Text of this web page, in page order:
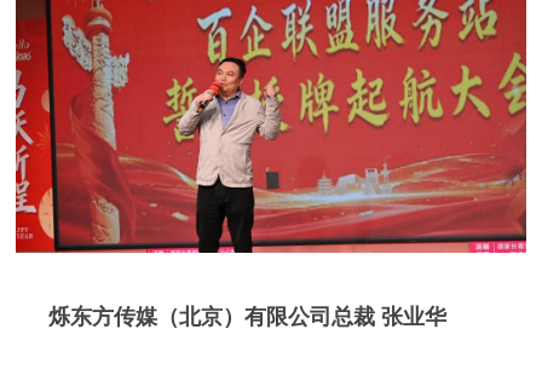
烁东方传媒（北京）有限公司总裁 张业华